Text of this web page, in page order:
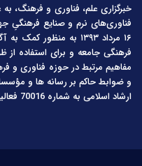
خبرگزاری علم، فناوری و فرهنگ،
فناوری‌های نرم و صنایع فرهنگیِ
۱۶ مرداد ۱۳۹۳ به
فرهنگی جامعه و برای استفاده از
مفاهیم مرتبط در حوزه فناوری
و ضوابط حاکم بر رسانه ها و
ارشاد اسلامی به شماره 70016 فعالیت خود را آغاز کرده است.